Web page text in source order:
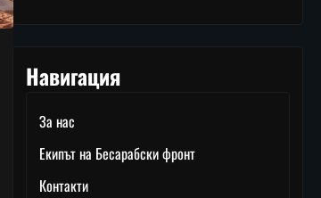
Навигация
За нас
Екипът на Бесарабски фронт
Контакти